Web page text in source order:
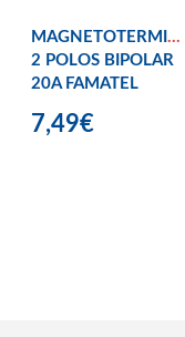
MAGNETOTERMICO
2 POLOS BIPOLAR
20A FAMATEL
7,49€